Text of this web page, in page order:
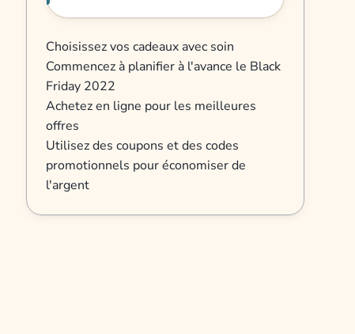
Choisissez vos cadeaux avec soin
Commencez à planifier à l'avance le Black
Friday 2022
Achetez en ligne pour les meilleures
offres
Utilisez des coupons et des codes
promotionnels pour économiser de
l'argent